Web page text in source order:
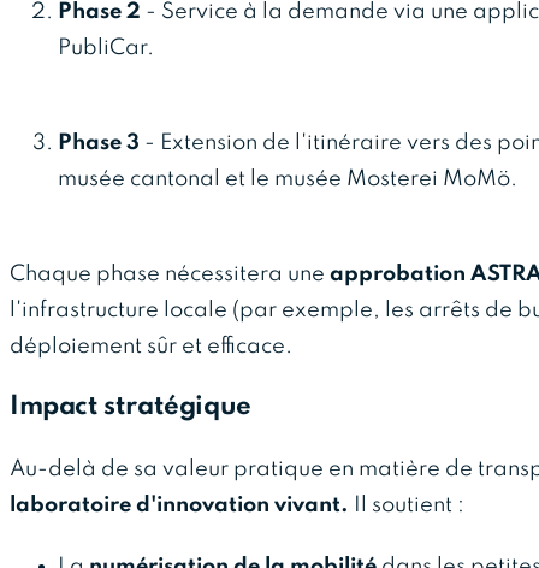
Phase 2 - Service à la demande via une
PubliCar.
Phase 3 - Extension de l'itinéraire vers des
musée cantonal et le musée Mosterei MoMö.
Chaque phase nécessitera une approbation
l'infrastructure locale (par exemple, les arrêts de
déploiement sûr et efficace.
Impact stratégique
Au-delà de sa valeur pratique en matière de
laboratoire d'innovation vivant.
Il soutient :